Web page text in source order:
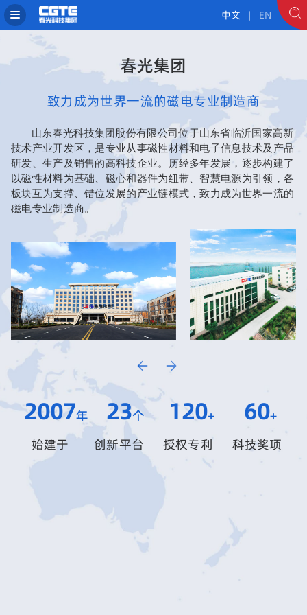
中文 | EN
春光集团
致力成为世界一流的磁电专业制造商
山东春光科技集团股份有限公司位于山东省临沂国家高新
技术产业开发区，是专业从事磁性材料和电子信息技术及产品
研发、生产及销售的高科技企业。历经多年发展，逐步构建了
以磁性材料为基础、磁心和器件为纽带、智慧电源为引领，各
板块互为支撑、错位发展的产业链模式，致力成为世界一流的
磁电专业制造商。
2007年
始建于
23个
创新平台
120+
授权专利
60+
科技奖项